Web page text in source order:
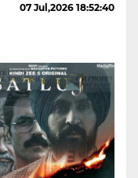
07 Jul,2026 18:52:40